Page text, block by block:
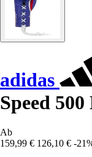
adidas
Speed
Ab
159,99 € 126,10 € -